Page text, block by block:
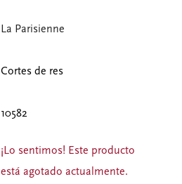
La Parisienne
Cortes de res
10582
¡Lo sentimos! Este producto
está agotado actualmente.